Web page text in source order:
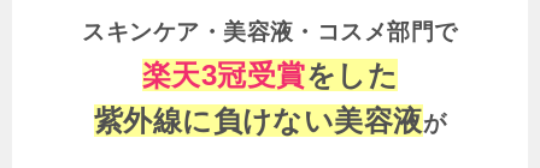
スキンケア・美容液・コスメ部門で
楽天3冠受賞をした
紫外線に負けない美容液が